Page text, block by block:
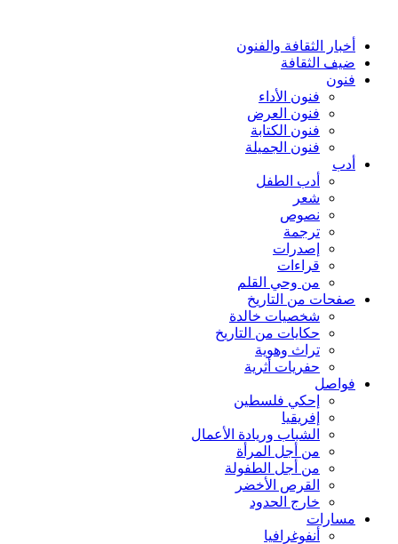
أخبار الثقافة والفنون
ضيف الثقافة
فنون
فنون الأداء
فنون العرض
فنون الكتابة
فنون الجميلة
أدب
أدب الطفل
شعر
نصوص
ترجمة
إصدرات
قراءات
من وحي القلم
صفحات من التاريخ
شخصيات خالدة
حكايات من التاريخ
تراث وهوية
حفريات أثرية
فواصل
إحكي فلسطين
إفريقيا
الشباب وريادة الأعمال
من أجل المرأة
من أجل الطفولة
القرص الأخضر
خارج الحدود
مسارات
أنفوغرافيا